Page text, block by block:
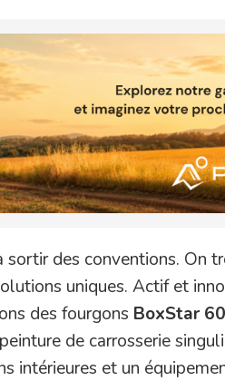
sortir des conventions. On
uniques. Actif et
des fourgons BoxStar
de carrosserie
intérieures et un